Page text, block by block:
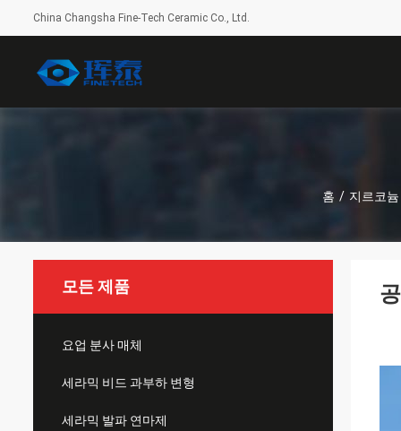
China Changsha Fine-Tech Ceramic Co., Ltd.
홈 / 지르코
모든 제품
요업 분사 매체
세라믹 비드 과부하 변형
세라믹 발파 연마제